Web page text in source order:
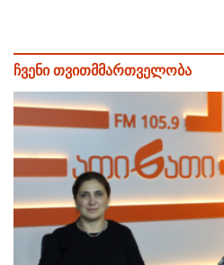
ჩვენი თვითმმართველობა